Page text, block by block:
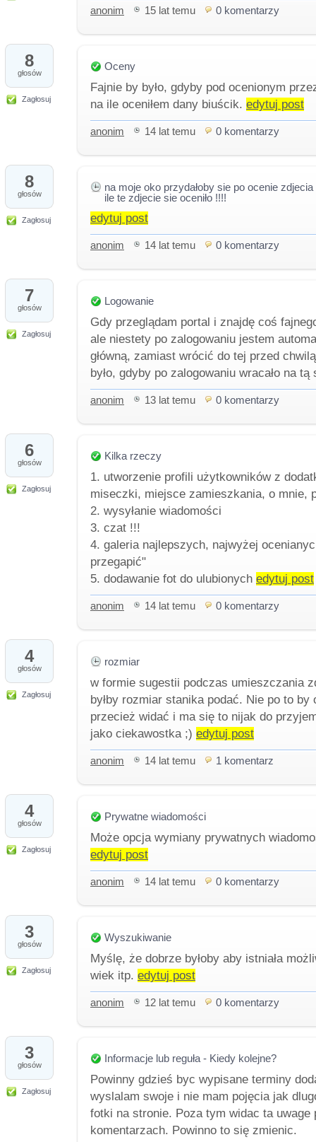
anonim 15 lat temu 0 komentarzy
8
głosów
Zagłosuj
Oceny
Fajnie by było, gdyby pod ocenionym
na ile oceniłem dany biuścik. edytuj post
anonim 14 lat temu 0 komentarzy
8
głosów
Zagłosuj
na moje oko przydałoby sie po ocenie
ile te zdjecie sie oceniło !!!!
edytuj post
anonim 14 lat temu 0 komentarzy
7
głosów
Zagłosuj
Logowanie
Gdy przeglądam portal i znajdę coś
ale niestety po zalogowaniu jestem
główną, zamiast wrócić do tej przed
było, gdyby po zalogowaniu wracało na
anonim 13 lat temu 0 komentarzy
6
głosów
Zagłosuj
Kilka rzeczy
1. utworzenie profili użytkowników z
miseczki, miejsce zamieszkania, o mnie,
2. wysyłanie wiadomości
3. czat !!!
4. galeria najlepszych, najwyżej
przegapić"
5. dodawanie fot do ulubionych edytuj post
anonim 14 lat temu 0 komentarzy
4
głosów
Zagłosuj
rozmiar
w formie sugestii podczas umieszczania
byłby rozmiar stanika podać. Nie po to
przecież widać i ma się to nijak do
jako ciekawostka ;) edytuj post
anonim 14 lat temu 1 komentarz
4
głosów
Zagłosuj
Prywatne wiadomości
Może opcja wymiany prywatnych
edytuj post
anonim 14 lat temu 0 komentarzy
3
głosów
Zagłosuj
Wyszukiwanie
Myślę, że dobrze byłoby aby istniała
wiek itp. edytuj post
anonim 12 lat temu 0 komentarzy
3
głosów
Zagłosuj
Informacje lub reguła - Kiedy kolejne?
Powinny gdzieś byc wypisane terminy
wyslalam swoje i nie mam pojęcia jak
fotki na stronie. Poza tym widac ta
komentarzach. Powinno to się zmienic.